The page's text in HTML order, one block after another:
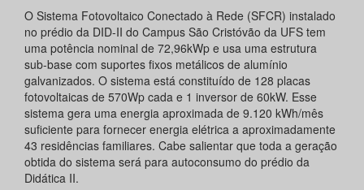
O Sistema Fotovoltaico Conectado à Rede (SFCR) instalado
no prédio da DID-II do Campus São Cristóvão da UFS tem
uma potência nominal de 72,96kWp e usa uma estrutura
sub-base com suportes fixos metálicos de alumínio
galvanizados. O sistema está constituído de 128 placas
fotovoltaicas de 570Wp cada e 1 inversor de 60kW. Esse
sistema gera uma energia aproximada de 9.120 kWh/mês
suficiente para fornecer energia elétrica a aproximadamente
43 residências familiares. Cabe salientar que toda a geração
obtida do sistema será para autoconsumo do prédio da
Didática II.